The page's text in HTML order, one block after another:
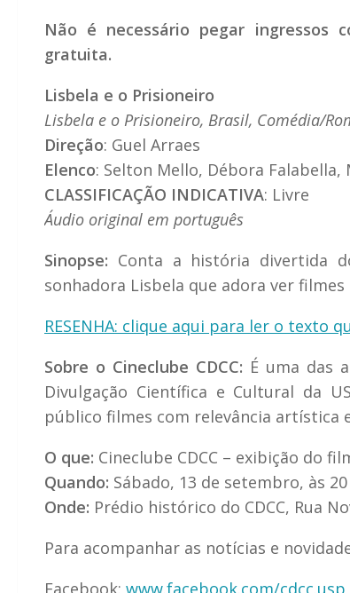
Não é necessário pegar ingressos
gratuita.
Lisbela e o Prisioneiro
Lisbela e o Prisioneiro, Brasil, Comédia/
Direção: Guel Arraes
Elenco: Selton Mello, Débora
CLASSIFICAÇÃO INDICATIVA: Livre
Áudio original em português
Sinopse: Conta a história divertida
sonhadora Lisbela que adora ver
RESENHA: clique aqui para ler o texto
Sobre o Cineclube CDCC: É uma das
Divulgação Científica e Cultural da
público filmes com relevância artística
O que: Cineclube CDCC – exibição do
Quando: Sábado, 13 de setembro, às
Onde: Prédio histórico do CDCC, Rua
Para acompanhar as notícias e
Facebook: www.facebook.com/cdcc.usp